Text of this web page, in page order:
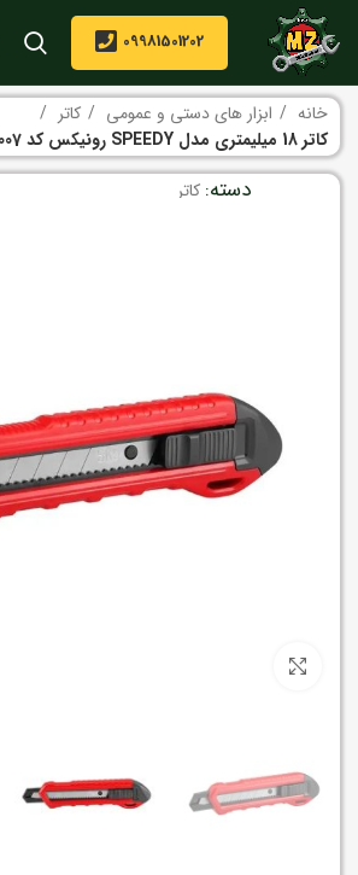
09981501202
خانه ابزار های دستی و عمومی
کاتر
کاتر 18 میلیمتری مدل SPEEDY رونیکس کد RH-3007
دسته: کاتر